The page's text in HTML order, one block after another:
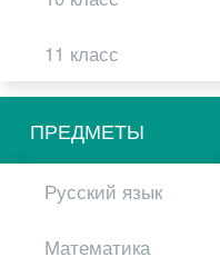
11 класс
ПРЕДМЕТЫ
Русский язык
Математика